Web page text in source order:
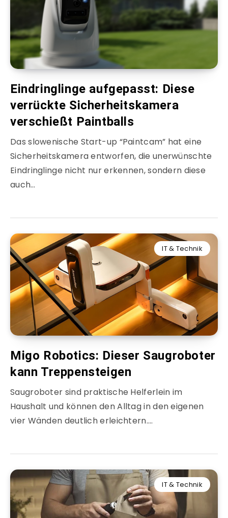
Eindringlinge aufgepasst: Diese
verrückte Sicherheitskamera
verschießt Paintballs
Das slowenische Start-up “Paintcam” hat eine
Sicherheitskamera entworfen, die unerwünschte
Eindringlinge nicht nur erkennen, sondern diese
auch…
IT & Technik
Migo Robotics: Dieser Saugroboter
kann Treppensteigen
Saugroboter sind praktische Helferlein im
Haushalt und können den Alltag in den eigenen
vier Wänden deutlich erleichtern….
IT & Technik